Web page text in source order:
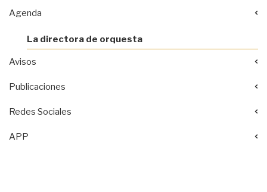
Agenda
La directora de orquesta
Avisos
Publicaciones
Redes Sociales
APP